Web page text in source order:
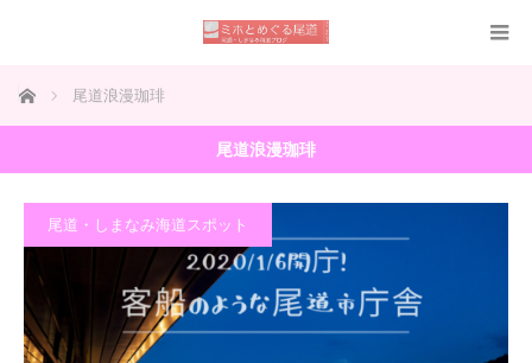
ホーム 尾道浪漫珈琲
尾道浪漫珈琲
尾道・しまなみ海道スポット